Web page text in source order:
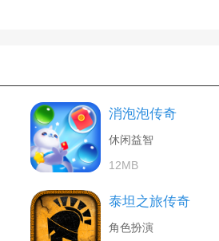
消泡泡传奇
休闲益智
12MB
泰坦之旅传奇
角色扮演